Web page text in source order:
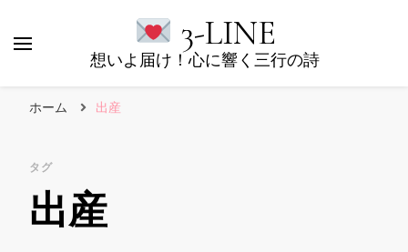
3-LINE
想いよ届け！心に響く三行の詩
ホーム 出産
タグ
出産